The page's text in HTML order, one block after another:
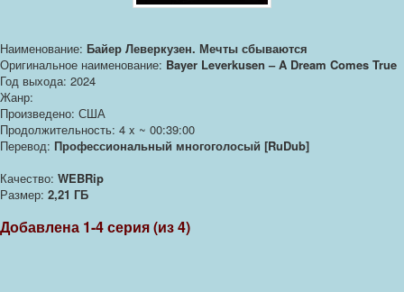
Наименование: Байер Леверкузен. Мечты сбываются
Оригинальное наименование: Bayer Leverkusen – A Dream Comes True
Год выхода: 2024
Жанр:
Произведено: США
Продолжительность: 4 x ~ 00:39:00
Перевод: Профессиональный многоголосый [RuDub]
Качество: WEBRip
Размер: 2,21 ГБ
Добавлена 1-4 серия (из 4)